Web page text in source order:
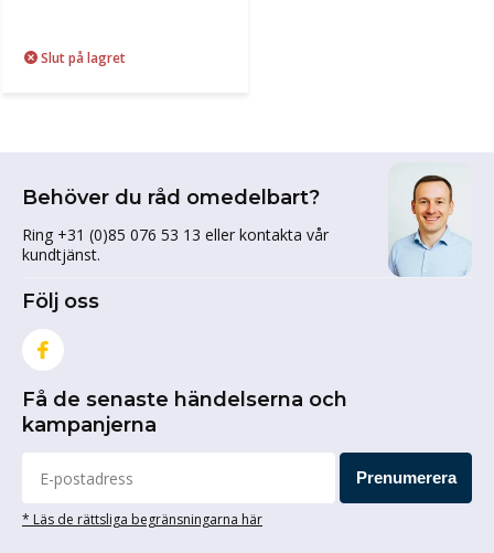
Slut på lagret
Behöver du råd omedelbart?
Ring +31 (0)85 076 53 13 eller kontakta vår
kundtjänst.
Följ oss
Få de senaste händelserna och
kampanjerna
Prenumerera
* Läs de rättsliga begränsningarna här